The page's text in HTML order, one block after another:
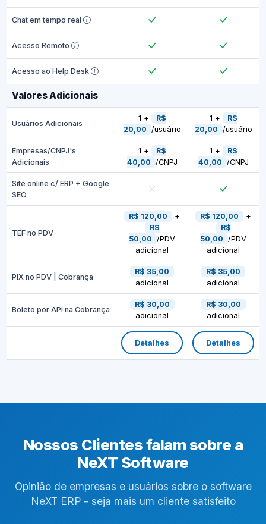
Chat em tempo real
Acesso Remoto
Acesso ao Help Desk
Valores Adicionais
Usuários Adicionais
1 +
R$
20,00 /usuário
1 +
R$
20,00 /usuário
Empresas/CNPJ's
Adicionais
1 +
R$
40,00 /CNPJ
1 +
R$
40,00 /CNPJ
Site online c/ ERP + Google
SEO
TEF no PDV
R$ 120,00
+
R$
50,00 /PDV
adicional
R$ 120,00
+
R$
50,00 /PDV
adicional
PIX no PDV | Cobrança
R$ 35,00
adicional
R$ 35,00
adicional
Boleto por API na Cobrança
R$ 30,00
adicional
R$ 30,00
adicional
Detalhes Detalhes
Nossos Clientes falam sobre a
NeXT Software
Opinião de empresas e usuários sobre o software
NeXT ERP - seja mais um cliente satisfeito